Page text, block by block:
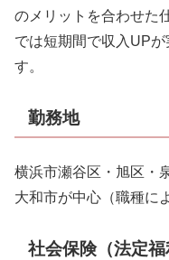
のメリットを合わせた
では短期間で収入UP
す。
勤務地
横浜市瀬谷区・旭区・
大和市が中心（職種に
社会保険（法定福